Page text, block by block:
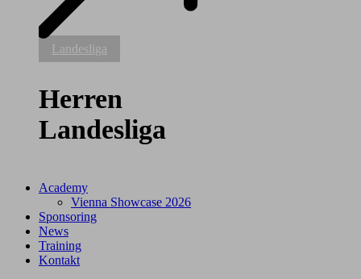
Herren
Landesliga
Landesliga
Herren
Landesliga
Academy
Vienna Showcase 2026
Sponsoring
News
Training
Kontakt